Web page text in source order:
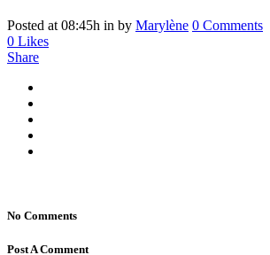
Posted at 08:45h in by Marylène 0 Comments
0 Likes
Share
No Comments
Post A Comment